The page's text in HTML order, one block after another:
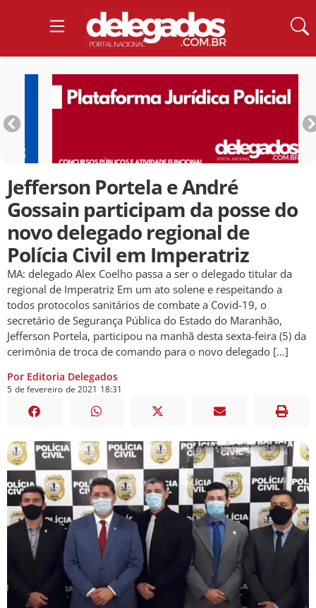
Jefferson Portela e André
Gossain participam da posse do
novo delegado regional de
Polícia Civil em Imperatriz
MA: delegado Alex Coelho passa a ser o delegado titular da
regional de Imperatriz Em um ato solene e respeitando a
todos protocolos sanitários de combate a Covid-19, o
secretário de Segurança Pública do Estado do Maranhão,
Jefferson Portela, participou na manhã desta sexta-feira (5) da
cerimônia de troca de comando para o novo delegado […]
Por Editoria Delegados
5 de fevereiro de 2021 18:31